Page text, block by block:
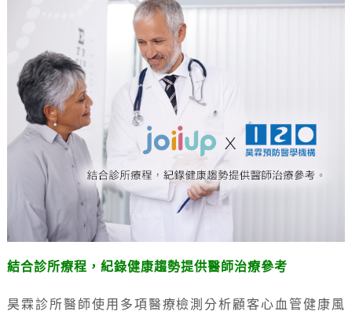
結合診所療程，紀錄健康趨勢提供醫師治療參考
昊霖診所醫師使用多項醫療檢測分析顧客心血管健康風